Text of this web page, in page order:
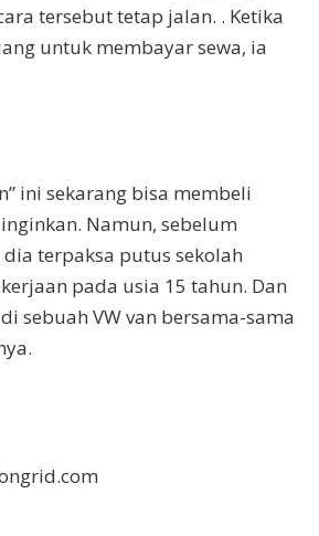
tersebut tetap jalan. . Ketika
untuk membayar sewa, ia
ini sekarang bisa membeli
Namun, sebelum
terpaksa putus sekolah
pada usia 15 tahun. Dan
sebuah VW van bersama-sama